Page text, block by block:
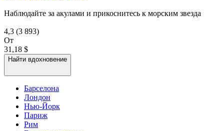
Наблюдайте за акулами и прикоснитесь к морским звезда
4,3 (3 893)
От
31,18 $
Найти вдохновение
Барселона
Лондон
Нью-Йорк
Париж
Рим